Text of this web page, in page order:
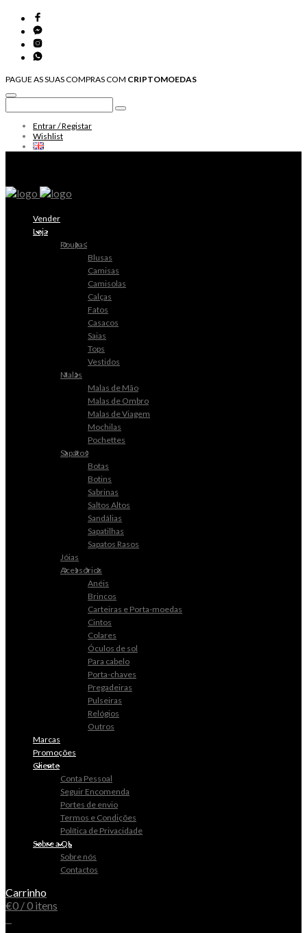
PAGUE AS SUAS COMPRAS COM CRIPTOMOEDAS
Entrar / Registar
Wishlist
Vender
Loja
Roupas
Blusas
Camisas
Camisolas
Calças
Fatos
Casacos
Saias
Tops
Vestidos
Malas
Malas de Mão
Malas de Ombro
Malas de Viagem
Mochilas
Pochettes
Sapatos
Botas
Botins
Sabrinas
Saltos Altos
Sandálias
Sapatilhas
Sapatos Rasos
Jóias
Acessórios
Anéis
Brincos
Carteiras e Porta-moedas
Cintos
Colares
Óculos de sol
Para cabelo
Porta-chaves
Pregadeiras
Pulseiras
Relógios
Outros
Marcas
Promoções
Cliente
Conta Pessoal
Seguir Encomenda
Portes de envio
Termos e Condições
Política de Privacidade
Sobre a QL
Sobre nós
Contactos
Carrinho
€0 / 0 itens